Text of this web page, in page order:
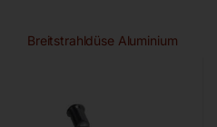
Breitstrahldüse Aluminium